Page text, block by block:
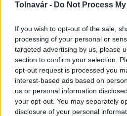
Tolnavár - Do Not Process
If you wish to opt-out of the sale,
processing of your personal or
targeted advertising by us, please
section to confirm your selection.
opt-out request is processed you
interest-based ads based on
us or personal information
your opt-out. You may separately
disclosure of your personal
Név
E-mail cím
Feliratkozom a hírlevélre és
szabályzatot!